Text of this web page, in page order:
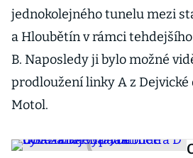
jednokolejného tunelu mezi
a Hloubětín v rámci
B. Naposledy ji bylo možné
prodloužení linky A z Dejvické
Motol.